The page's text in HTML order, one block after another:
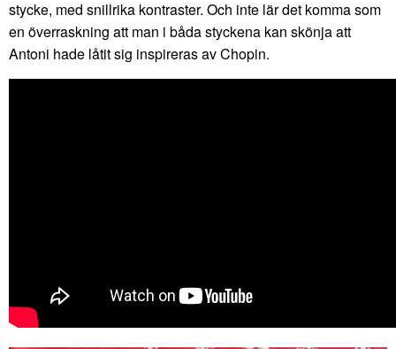
stycke, med snillrika kontraster. Och inte lär det komma som
en överraskning att man i båda styckena kan skönja att
Antoni hade låtit sig inspireras av Chopin.